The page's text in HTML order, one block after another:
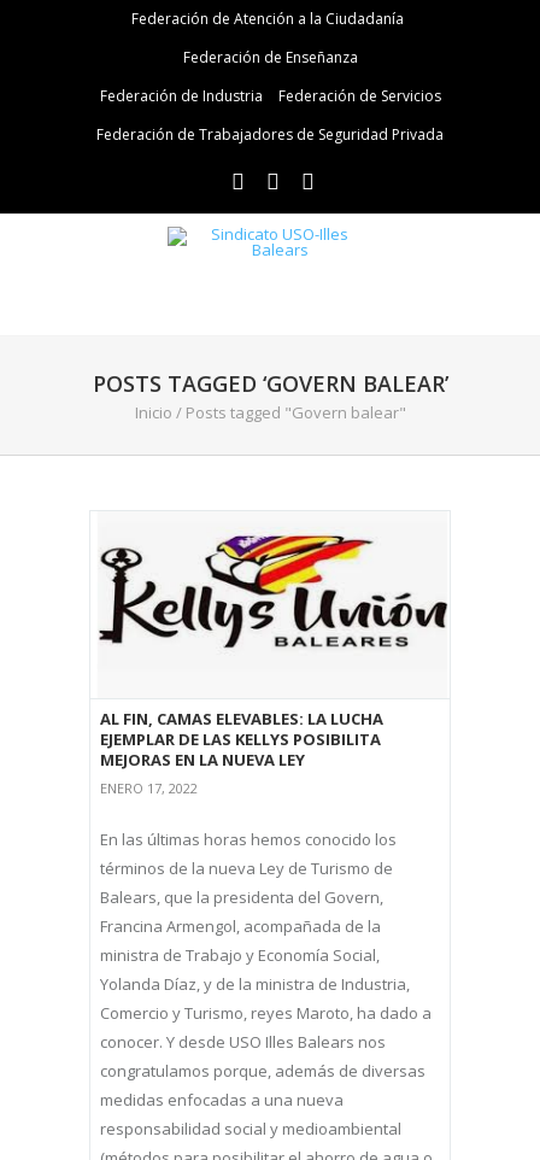
Federación de Atención a la Ciudadanía
Federación de Enseñanza
Federación de Industria
Federación de Servicios
Federación de Trabajadores de Seguridad Privada
POSTS TAGGED ‘GOVERN BALEAR’
Inicio / Posts tagged "Govern balear"
AL FIN, CAMAS ELEVABLES: LA LUCHA
EJEMPLAR DE LAS KELLYS POSIBILITA
MEJORAS EN LA NUEVA LEY
ENERO 17, 2022
En las últimas horas hemos conocido los
términos de la nueva Ley de Turismo de
Balears, que la presidenta del Govern,
Francina Armengol, acompañada de la
ministra de Trabajo y Economía Social,
Yolanda Díaz, y de la ministra de Industria,
Comercio y Turismo, reyes Maroto, ha dado a
conocer. Y desde USO Illes Balears nos
congratulamos porque, además de diversas
medidas enfocadas a una nueva
responsabilidad social y medioambiental